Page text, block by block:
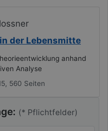
der Lebensmitte
anhand
Analyse
560 Seiten
(* Pflichtfelder)